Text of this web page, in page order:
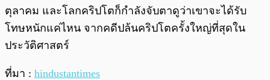
ตุลาคม และโลกคริปโตก็กำลังจับตาดูว่าเขาจะได้รับ
โทษหนักแค่ไหน จากคดีปล้นคริปโตครั้งใหญ่ที่สุดใน
ประวัติศาสตร์
ที่มา : hindustantimes